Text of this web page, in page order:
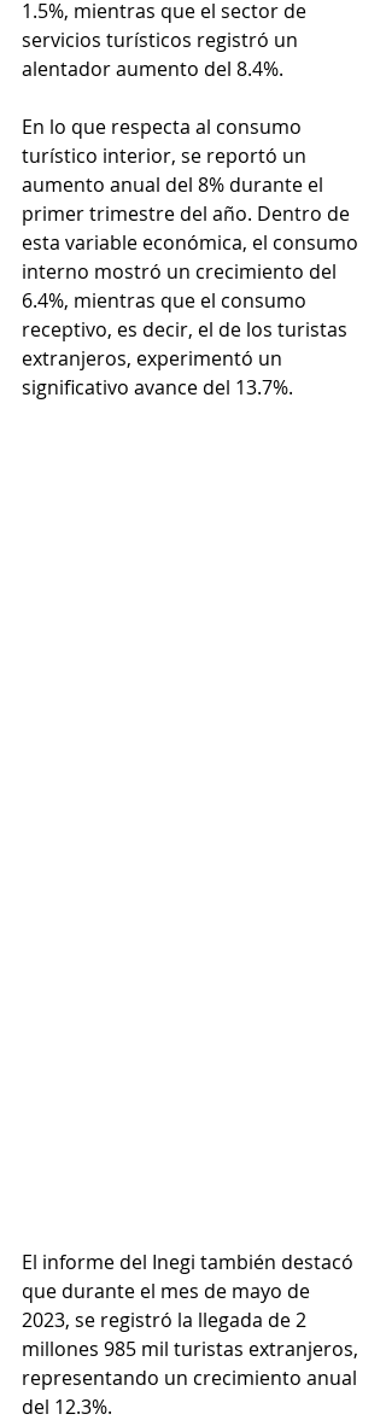
1.5%, mientras que el sector de
servicios turísticos registró un
alentador aumento del 8.4%.
En lo que respecta al consumo
turístico interior, se reportó un
aumento anual del 8% durante el
primer trimestre del año. Dentro de
esta variable económica, el consumo
interno mostró un crecimiento del
6.4%, mientras que el consumo
receptivo, es decir, el de los turistas
extranjeros, experimentó un
significativo avance del 13.7%.
El informe del Inegi también destacó
que durante el mes de mayo de
2023, se registró la llegada de 2
millones 985 mil turistas extranjeros,
representando un crecimiento anual
del 12.3%.